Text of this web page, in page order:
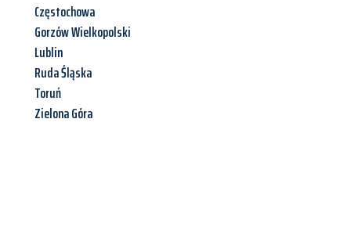
Częstochowa
Gorzów Wielkopolski
Lublin
Ruda Śląska
Toruń
Zielona Góra